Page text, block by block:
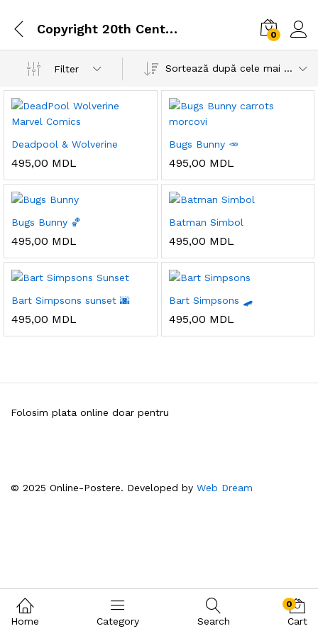
Copyright 20th Century Fox Film Corp. 0
Filter Sortează după cele mai recente
Deadpool & Wolverine
495,00 MDL
Bugs Bunny 🥕
495,00 MDL
Bugs Bunny 🏀
495,00 MDL
Batman Simbol
495,00 MDL
Bart Simpsons sunset 🌆
495,00 MDL
Bart Simpsons 🛹
495,00 MDL
© 2025 Online-Postere. Developed by Web Dream
Folosim plata online doar pentru
Home Category Search
0
Cart